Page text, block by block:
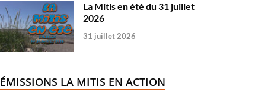
La Mitis en été du 31 juillet
2026
31 juillet 2026
ÉMISSIONS LA MITIS EN ACTION